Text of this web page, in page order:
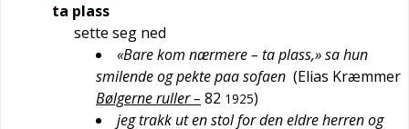
ta plass
sette seg ned
«Bare kom nærmere – ta plass,» sa hun
smilende og pekte paa sofaen (Elias Kræmmer
Bølgerne ruller – 82 1925)
jeg trakk ut en stol for den eldre herren og